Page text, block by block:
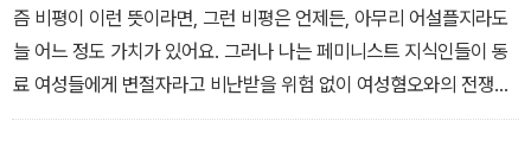
(페미니즘과 파시즘)
즘 비평이 이런 뜻이라면, 그런 비평은 언제든, 아무리 어설플지라도
늘 어느 정도 가치가 있어요. 그러나 나는 페미니스트 지식인들이 동
료 여성들에게 변절자라고 비난받을 위험 없이 여성혐오와의 전쟁에
서 나름의 방식으로 제 역할을 하고 자기 작품에 페미니즘적 함의를